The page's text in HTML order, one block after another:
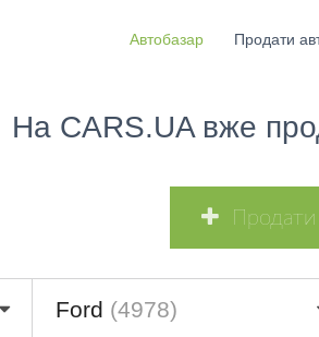
Автобазар Продати
На CARS.UA вже
Ford (4978)